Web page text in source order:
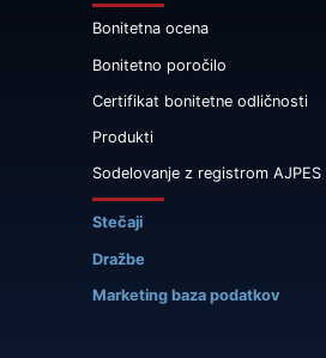
Bonitetna ocena
Bonitetno poročilo
Certifikat bonitetne odličnosti
Produkti
Sodelovanje z registrom AJPES
Stečaji
Dražbe
Marketing baza podatkov